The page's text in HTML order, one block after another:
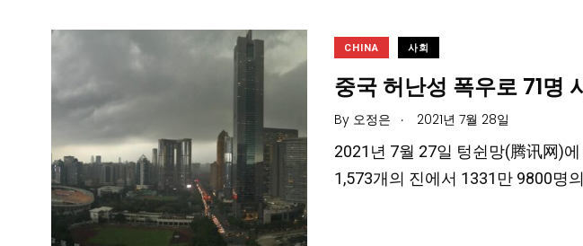
CHINA 사회
중국 허난성 폭우로 71명
By 오정은 . 2021년 7월 28일
2021년 7월 27일 텅쉰망(腾讯网)
1,573개의 진에서 1331만 9800명